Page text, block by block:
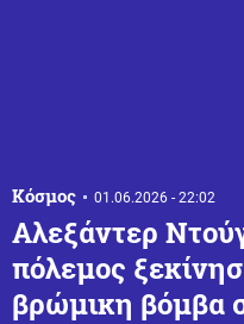
Κόσμος 01.06.2026 - 22:02
Αλεξάντερ
πόλεμος
βρώμικη βόμβα